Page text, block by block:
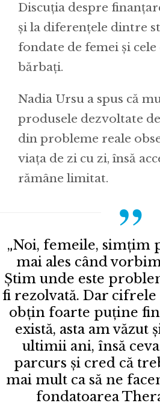
Discuția despre
și la diferențele dintre
fondate de femei și cele
bărbați.
Nadia Ursu a spus că
produsele dezvoltate
din probleme reale
viața de zi cu zi, însă
rămâne limitat.
„Noi, femeile, simțim
mai ales când
Știm unde este
fi rezolvată. Dar cifrele
obțin foarte puține
există, asta am văzut
ultimii ani, însă
parcurs și cred că
mai mult ca să ne
fondatoarea